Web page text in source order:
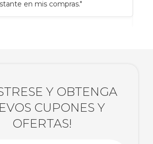
en mis compras."
Y OBTENGA
CUPONES Y
OFERTAS!